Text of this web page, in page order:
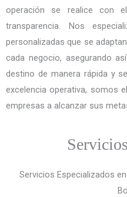
operación se realice con
transparencia. Nos
personalizadas que se
cada negocio, asegurando
destino de manera rápida y
excelencia operativa, somos
empresas a alcanzar sus
Servicios Especializados